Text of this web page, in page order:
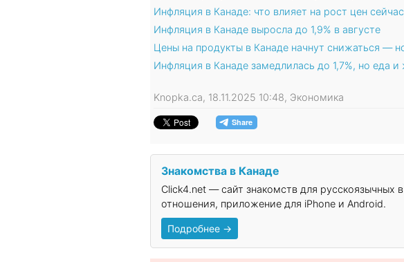
Инфляция в Канаде: что влияет на рост цен сейчас
Инфляция в Канаде выросла до 1,9% в августе
Цены на продукты в Канаде начнут снижаться —
Инфляция в Канаде замедлилась до 1,7%, но еда
Knopka.ca, 18.11.2025 10:48, Экономика
Знакомства в Канаде
Click4.net — сайт знакомств для русскоязычных
отношения, приложение для iPhone и Android.
Подробнее →